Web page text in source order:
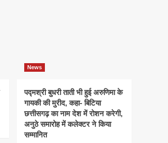
News
पद्मश्री बुधरी ताती भी हुई अरुणिमा के
गायकी की मुरीद, कहा- बिटिया
छत्तीसगढ़ का नाम देश में रोशन करेगी,
अनुठे समारोह में कलेक्टर ने किया
सम्मानित